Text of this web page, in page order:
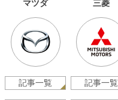
マツダ
記事一覧
三菱
記事一覧